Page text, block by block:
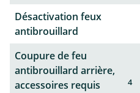
Désactivation feux
antibrouillard
Coupure de feu
antibrouillard arrière,
accessoires requis
4